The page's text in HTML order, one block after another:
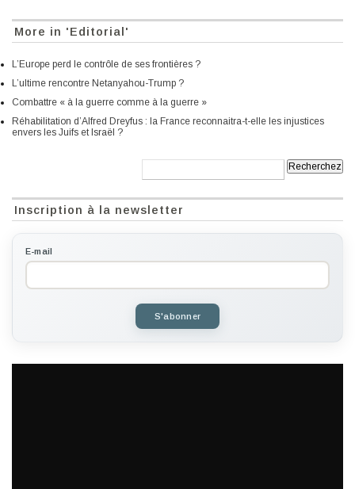
More in 'Editorial'
L’Europe perd le contrôle de ses frontières ?
L’ultime rencontre Netanyahou-Trump ?
Combattre « à la guerre comme à la guerre »
Réhabilitation d’Alfred Dreyfus : la France reconnaitra-t-elle les injustices
envers les Juifs et Israël ?
Inscription à la newsletter
E-mail
S'abonner